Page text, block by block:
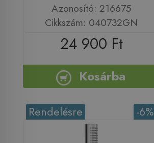
Azonosító: 216675
Cikkszám: 040732GN
24 900 Ft
Kosárba
-6%
Rendelésre